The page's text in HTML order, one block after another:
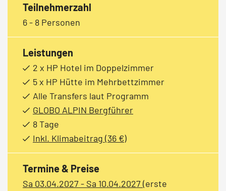
Teilnehmerzahl
6 - 8 Personen
Leistungen
2 x HP Hotel im Doppelzimmer
5 x HP Hütte im Mehrbettzimmer
Alle Transfers laut Programm
GLOBO ALPIN Bergführer
8 Tage
Inkl. Klimabeitrag (36 €)
Termine & Preise
Sa 03.04.2027 - Sa 10.04.2027(erste